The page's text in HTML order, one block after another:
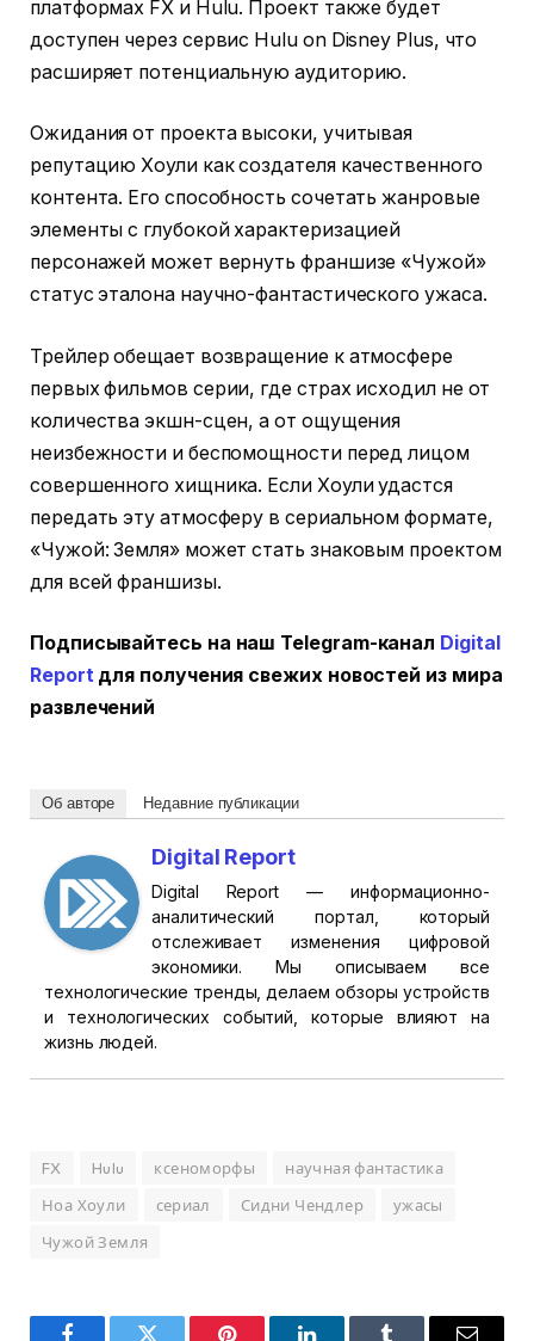
платформах FX и Hulu. Проект также будет
доступен через сервис Hulu on Disney Plus, что
расширяет потенциальную аудиторию.
Ожидания от проекта высоки, учитывая
репутацию Хоули как создателя качественного
контента. Его способность сочетать жанровые
элементы с глубокой характеризацией
персонажей может вернуть франшизе «Чужой»
статус эталона научно-фантастического ужаса.
Трейлер обещает возвращение к атмосфере
первых фильмов серии, где страх исходил не от
количества экшн-сцен, а от ощущения
неизбежности и беспомощности перед лицом
совершенного хищника. Если Хоули удастся
передать эту атмосферу в сериальном формате,
«Чужой: Земля» может стать знаковым проектом
для всей франшизы.
Подписывайтесь на наш Telegram-канал Digital
Reportдля получения свежих новостей из мира
развлечений
Об авторе Недавние публикации
Digital Report
Digital Report — информационно-
аналитический портал, который
отслеживает изменения цифровой
экономики. Мы описываем все
технологические тренды, делаем обзоры устройств
и технологических событий, которые влияют на
жизнь людей.
FX Hulu ксеноморфы
научная фантастика
Ноа Хоули
сериал Сидни Чендлер
ужасы
Чужой Земля